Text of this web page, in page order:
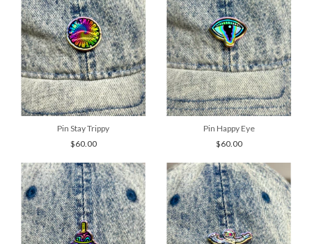
Pin Stay Trippy
$60.00
Pin Happy Eye
$60.00